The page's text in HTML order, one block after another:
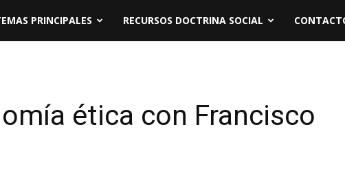
PRINCIPALES RECURSOS DOCTRINA SOCIAL
ética con Francisco